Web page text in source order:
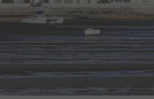
locatifs pour rechercher